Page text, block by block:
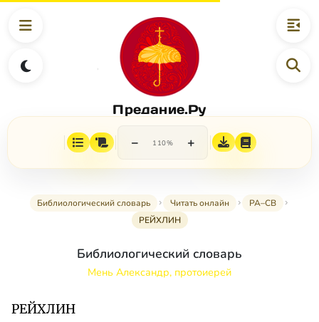
Предание.Ру
− 110% +
Библиологический словарь Читать онлайн
РА–СВ
РЕЙХЛИН
Библиологический словарь
Мень Александр, протоиерей
РЕЙХЛИН